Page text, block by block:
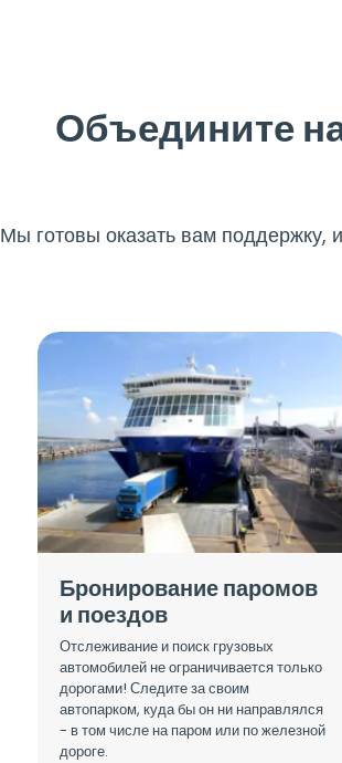
Объедините
Мы готовы оказать вам поддержку,
Бронирование паромов
и поездов
Отслеживание и поиск грузовых
автомобилей не ограничивается только
дорогами! Следите за своим
автопарком, куда бы он ни направлялся
- в том числе на паром или по железной
дороге.